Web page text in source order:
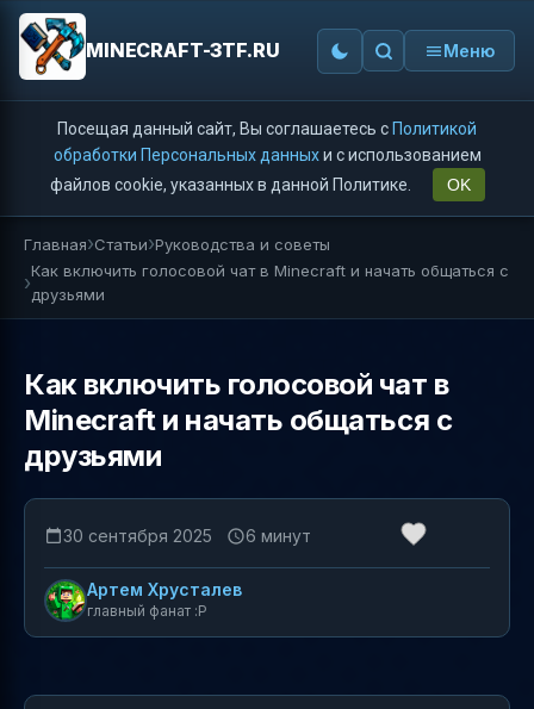
MINECRAFT-3TF.RU Меню
Посещая данный сайт, Вы соглашаетесь с Политикой
обработки Персональных данныхи с использованием
файлов cookie, указанных в данной Политике.
OK
Главная Статьи Руководства и советы
Как включить голосовой чат в Minecraft и начать общаться с
друзьями
Как включить голосовой чат в
Minecraft и начать общаться с
друзьями
30 сентября 2025 6 минут
Артем Хрусталев
главный фанат :P